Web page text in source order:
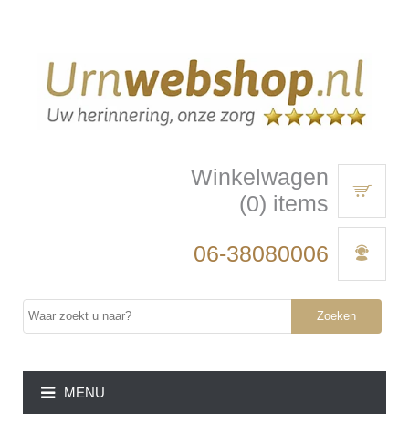
Winkelwagen
(0) items
06-38080006
Zoeken
MENU